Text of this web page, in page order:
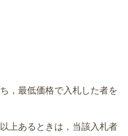
，最低価格で入札した者を
上あるときは，当該入札者